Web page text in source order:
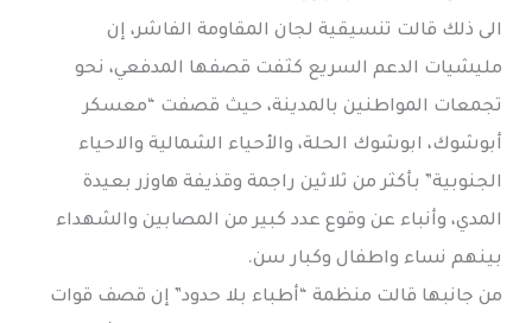
الى ذلك قالت تنسيقية لجان المقاومة الفاشر، إن
مليشيات الدعم السريع كثفت قصفها المدفعي، نحو
تجمعات المواطنين بالمدينة، حيث قصفت “معسكر
أبوشوك، ابوشوك الحلة، والأحياء الشمالية والاحياء
الجنوبية” بأكثر من ثلاثين راجمة وقذيفة هاوزر بعيدة
المدي، وأنباء عن وقوع عدد كبير من المصابين والشهداء
بينهم نساء واطفال وكبار سن.
من جانبها قالت منظمة “أطباء بلا حدود” إن قصف قوات